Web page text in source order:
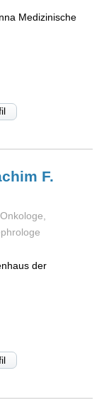
Medizinische
F.
der